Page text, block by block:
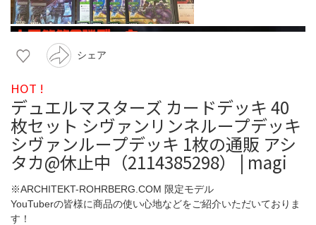
シェア
HOT !
デュエルマスターズ カードデッキ 40
枚セット シヴァンリンネループデッキ
シヴァンループデッキ 1枚の通販 アシ
タカ@休止中（2114385298） | magi
※ARCHITEKT-ROHRBERG.COM 限定モデル
YouTuberの皆様に商品の使い心地などをご紹介いただいておりま
す！